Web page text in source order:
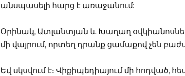
անսպասելի հարց է առաջանում:
Օրինակ, Ատլանտյան և Խաղաղ
մի վայրում, որտեղ դրանք ցամաքով չեն
Եվ սկսվում է։ Վիքիպեդիայում մի հոդված,